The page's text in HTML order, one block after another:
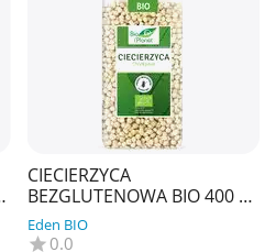
CIECIERZYCA
BEZGLUTENOWA BIO 400 g -
BIO PLANET
Eden BIO
0.0